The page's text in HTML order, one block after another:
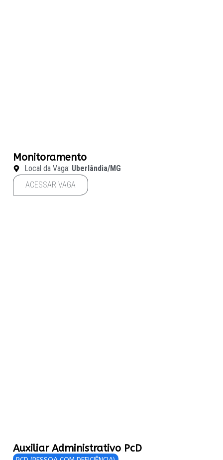
Monitoramento
Local da Vaga: Uberlândia/MG
ACESSAR VAGA
Auxiliar Administrativo PcD